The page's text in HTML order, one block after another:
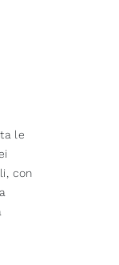
le
con